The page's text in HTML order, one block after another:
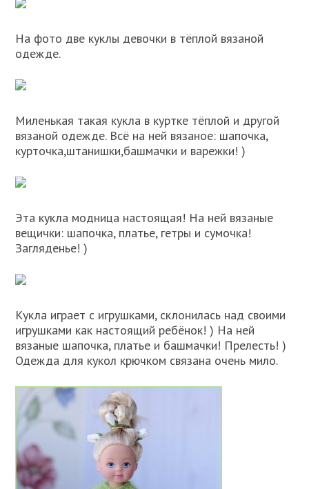
На фото две куклы девочки в тёплой вязаной
одежде.
Миленькая такая кукла в куртке тёплой и другой
вязаной одежде. Всё на ней вязаное: шапочка,
курточка,штанишки,башмачки и варежки! )
Эта кукла модница настоящая! На ней вязаные
вещички: шапочка, платье, гетры и сумочка!
Загляденье! )
Кукла играет с игрушками, склонилась над своими
игрушками как настоящий ребёнок! ) На ней
вязаные шапочка, платье и башмачки! Прелесть! )
Одежда для кукол крючком связана очень мило.